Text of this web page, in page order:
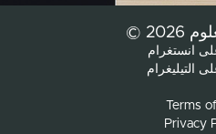
2026
انستغرام
التيليغرام
Terms
Privacy